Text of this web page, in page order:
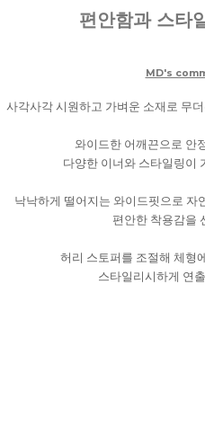
편안함과 스타
MD's
사각사각 시원하고 가벼운 소재로 무
와이드한 어깨끈으로 안
다양한 이너와 스타일링이
낙낙하게 떨어지는 와이드핏으로 자
편안한 착용감을
허리 스토퍼를 조절해 체형
스타일리시하게 연